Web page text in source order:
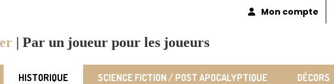
| Par un joueur pour les joueurs
Mon compte
HISTORIQUE SCIENCE FICTION / POST APOCALYPTIQUE DÉCORS